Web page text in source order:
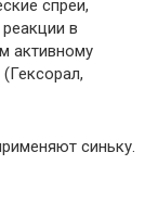
спреи,
в
активному
синьку.